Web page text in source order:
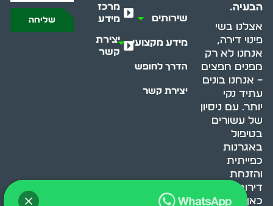
הבעיה.
אצלנו בשי
פינוי דירה,
אנחנו לא רק
מפנים חפצים
– אנחנו בונים
עתיד נקי
יותר. עם ניסיון
של עשורים
בטיפול
באגרנות
כפייתית
והזנחת
דירות, אנחנו
כאן כדי לעזור
שירותים
מידע מקצועי
הדרך לחופש
יצירת קשר
מרכז
מידע
יצירת
קשר
שליחה